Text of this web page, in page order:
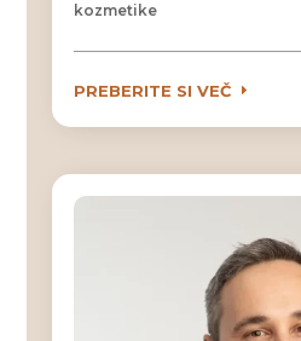
kozmetike
PREBERITE SI VEČ